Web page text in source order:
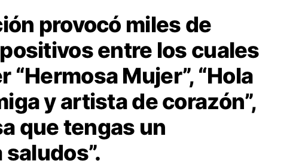
provocó miles de
entre los cuales
“Hermosa Mujer”, “Hola
y artista de corazón”,
que tengas un